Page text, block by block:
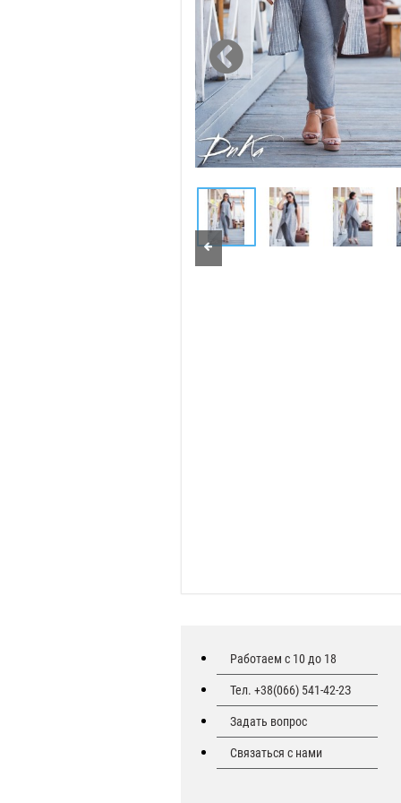
Работаем с 10 до 18
Тел. +38(066) 541-42-2З
Задать вопрос
Связаться с нами